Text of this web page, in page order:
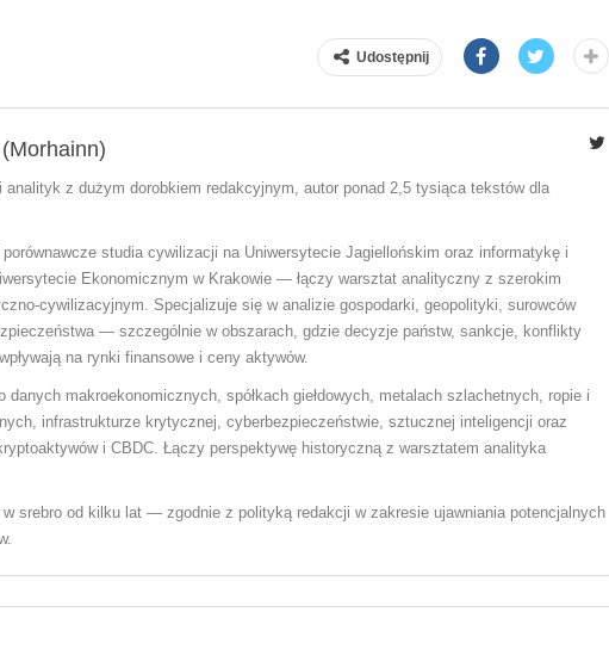
Udostępnij
analityk z dużym dorobkiem redakcyjnym, autor ponad 2,5 tysiąca tekstów dla
porównawcze studia cywilizacji na Uniwersytecie Jagiellońskim oraz informatykę i
Ekonomicznym w Krakowie — łączy warsztat analityczny z szerokim
cywilizacyjnym. Specjalizuje się w analizie gospodarki, geopolityki, surowców
— szczególnie w obszarach, gdzie decyzje państw, sankcje, konflikty
na rynki finansowe i ceny aktywów.
danych makroekonomicznych, spółkach giełdowych, metalach szlachetnych, ropie i
infrastrukturze krytycznej, cyberbezpieczeństwie, sztucznej inteligencji oraz
i CBDC. Łączy perspektywę historyczną z warsztatem analityka
w srebro od kilku lat — zgodnie z polityką redakcji w zakresie ujawniania potencjalnych